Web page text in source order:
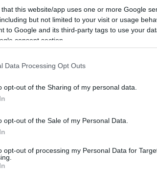
that this website/app uses one or more Google
but not limited to your visit or usage
to Google and its third-party tags to use your
consent section.
Data Processing Opt Outs
opt-out of the Sharing of my personal data.
opt-out of the Sale of my Personal Data.
opt-out of processing my Personal Data for
nagyon szociális erővonalra
állapotához. „Nóra kómában
Küzdelem, ahol a
hogy megnyerje a háborút.
és a projekció szerepéről
világot a valósággal. Mivel
projekciókból épül fel. Ennek
Az egész tér együtt lélegzik a
díszletelem. ”